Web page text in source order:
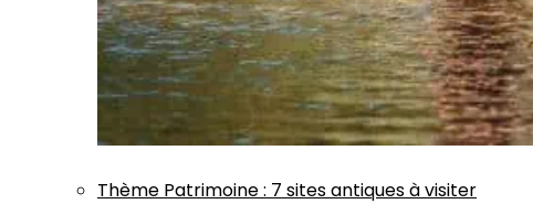
Thème Patrimoine: 7 sites antiques à visiter